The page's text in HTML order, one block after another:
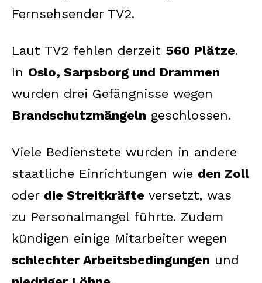
Fernsehsender TV2.
Laut TV2 fehlen derzeit 560 Plätze.
In Oslo, Sarpsborg und Drammen
wurden drei Gefängnisse wegen
Brandschutzmängeln geschlossen.
Viele Bedienstete wurden in andere
staatliche Einrichtungen wie den Zoll
oder die Streitkräfte versetzt, was
zu Personalmangel führte. Zudem
kündigen einige Mitarbeiter wegen
schlechter Arbeitsbedingungen und